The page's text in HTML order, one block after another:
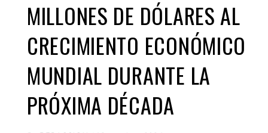
MILLONES DE DÓLARES AL
CRECIMIENTO ECONÓMICO
MUNDIAL DURANTE LA
PRÓXIMA DÉCADA